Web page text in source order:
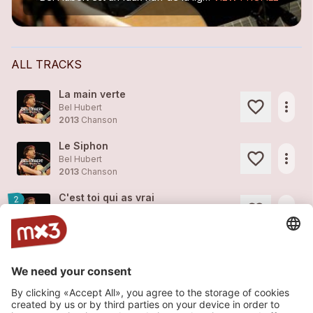
ALL TRACKS
La main verte
Bel Hubert
2013 Chanson
more_horiz
Le Siphon
Bel Hubert
2013 Chanson
more_horiz
2 C'est toi qui as vrai
2013
1
2008Chanson
2 Les patates